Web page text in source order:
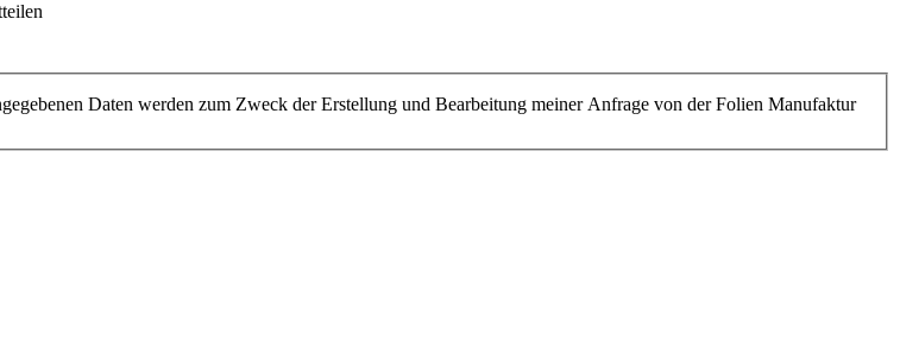
Daten werden zum Zweck der Erstellung und Bearbeitung meiner Anfrage von der Folien Manufaktur